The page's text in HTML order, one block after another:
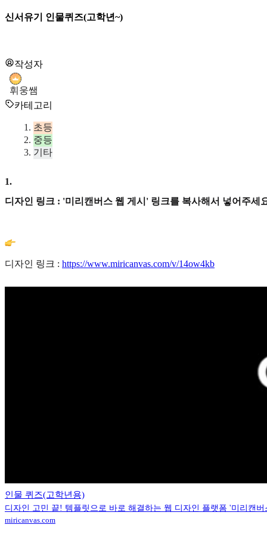
신서유기 인물퀴즈(고학년~)
작성자
휘웅쌤
카테고리
초등
중등
기타
1.
디자인 링크 : '미리캔버스 웹 게시' 링크를 복사해서 넣어주세
디자인 링크 : https://www.miricanvas.com/v/14ow4kb
인물 퀴즈(고학년용)
디자인 고민 끝! 템플릿으로 바로 해결하는 웹 디자인 플랫폼 '미리캔버
miricanvas.com